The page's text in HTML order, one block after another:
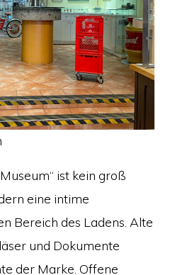
ist kein groß
eine intime
Bereich des Ladens. Alte
und Dokumente
der Marke. Offene